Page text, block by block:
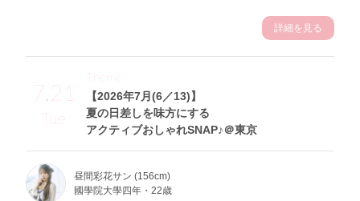
詳細を見る
7.21
Tue
【2026年7月(6／13)】
夏の日差しを味方にする
アクティブおしゃれSNAP♪＠東京
Theme
昼間彩花サン (156cm)
國學院大學四年・22歳